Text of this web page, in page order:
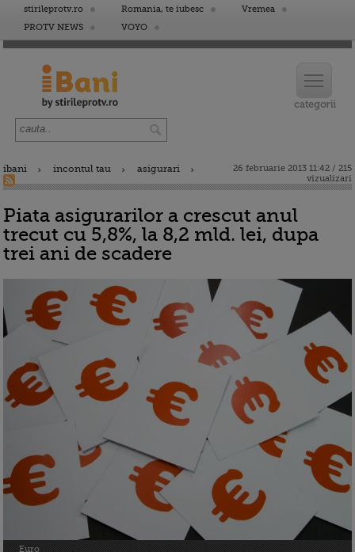
stirileprotv.ro Romania, te iubesc
Vremea
PROTV NEWS
VOYO
ibani incontul tau asigurari
26 februarie 2013 11:42 / 215
vizualizari
Piata asigurarilor a crescut anul
trecut cu 5,8%, la 8,2 mld. lei, dupa
trei ani de scadere
Euro